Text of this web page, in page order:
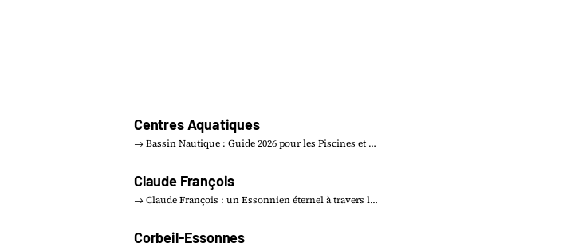
Centres Aquatiques
→ Bassin Nautique : Guide 2026 pour les Piscines et …
Claude François
→ Claude François : un Essonnien éternel à travers l…
Corbeil-Essonnes